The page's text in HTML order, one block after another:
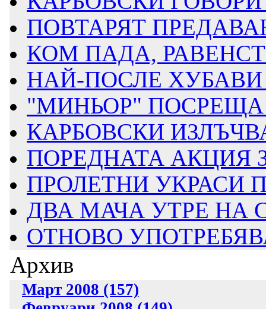
ПОВТАРЯТ
КОМ ПАДА,
НАЙ-ПОСЛЕ ХУБАВИ
"МИНЬОР" ПОСРЕЩА
КАРБОВСКИ
ПОРЕДНАТА АКЦИЯ
ПРОЛЕТНИ УКРАСИ
ДВА МАЧА УТРЕ НА
ОТНОВО
Архив
Март 2008 (157)